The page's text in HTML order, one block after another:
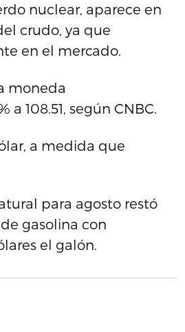
nuclear, aparece en
crudo, ya que
en el mercado.
moneda
108.51, según CNBC.
a medida que
para agosto restó
gasolina con
el galón.